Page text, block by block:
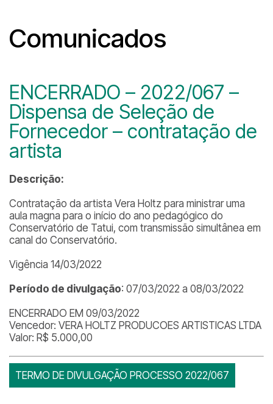
Comunicados
ENCERRADO – 2022/067 –
Dispensa de Seleção de
Fornecedor – contratação de
artista
Descrição:
Contratação da artista Vera Holtz para ministrar uma
aula magna para o início do ano pedagógico do
Conservatório de Tatui, com transmissão simultânea em
canal do Conservatório.
Vigência 14/03/2022
Período de divulgação: 07/03/2022 a 08/03/2022
ENCERRADO EM 09/03/2022
Vencedor: VERA HOLTZ PRODUCOES ARTISTICAS LTDA
Valor: R$ 5.000,00
TERMO DE DIVULGAÇÃO PROCESSO 2022/067